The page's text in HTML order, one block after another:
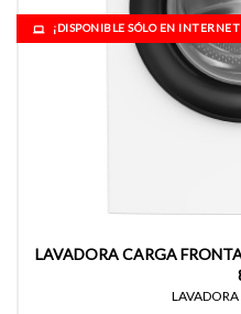
LAVADORA CARGA
LAVADORA
¡DISPONIBLE SÓLO EN